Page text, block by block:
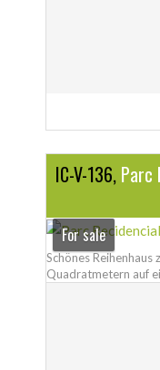
IC-V-136, Parc
For sale
Schönes
Quadratmetern auf